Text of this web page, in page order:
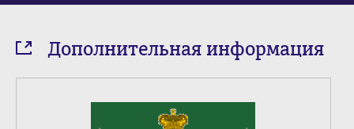
Дополнительная информация